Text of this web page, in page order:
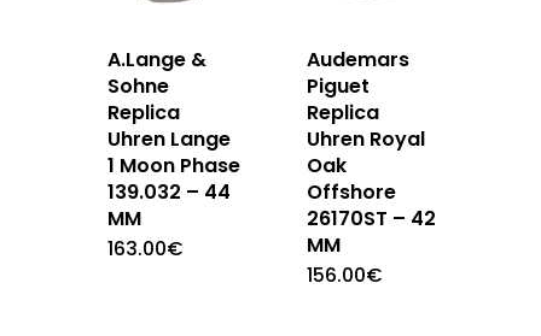
A.Lange &
Sohne
Replica
Uhren Lange
1 Moon Phase
139.032 – 44
MM
163.00€
Audemars
Piguet
Replica
Uhren Royal
Oak
Offshore
26170ST – 42
MM
156.00€